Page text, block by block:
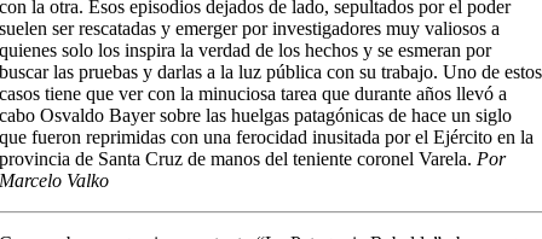
con la otra. Esos episodios dejados de lado, sepultados por el poder
suelen ser rescatadas y emerger por investigadores muy valiosos a
quienes solo los inspira la verdad de los hechos y se esmeran por
buscar las pruebas y darlas a la luz pública con su trabajo. Uno de estos
casos tiene que ver con la minuciosa tarea que durante años llevó a
cabo Osvaldo Bayer sobre las huelgas patagónicas de hace un siglo
que fueron reprimidas con una ferocidad inusitada por el Ejército en la
provincia de Santa Cruz de manos del teniente coronel Varela. Por
Marcelo Valko